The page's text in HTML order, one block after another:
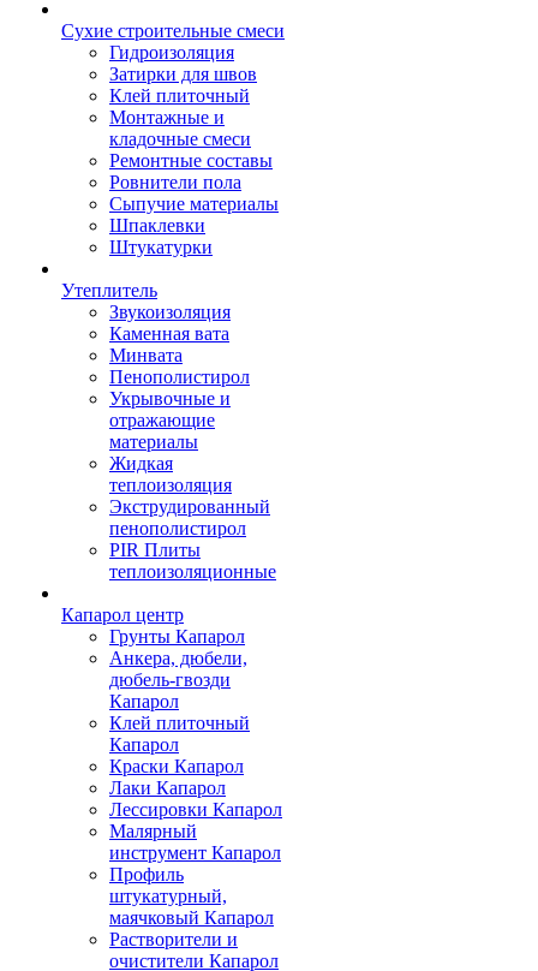
Сухие строительные смеси
Гидроизоляция
Затирки для швов
Клей плиточный
Монтажные и
кладочные смеси
Ремонтные составы
Ровнители пола
Сыпучие материалы
Шпаклевки
Штукатурки
Утеплитель
Звукоизоляция
Каменная вата
Минвата
Пенополистирол
Укрывочные и
отражающие
материалы
Жидкая
теплоизоляция
Экструдированный
пенополистирол
PIR Плиты
теплоизоляционные
Капарол центр
Грунты Капарол
Анкера, дюбели,
дюбель-гвозди
Капарол
Клей плиточный
Капарол
Краски Капарол
Лаки Капарол
Лессировки Капарол
Малярный
инструмент Капарол
Профиль
штукатурный,
маячковый Капарол
Растворители и
очистители Капарол